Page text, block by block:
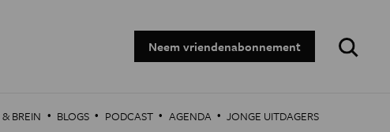
Neem vriendenabonnement
Zoeken:
BREIN · BLOGS · PODCAST · AGENDA · JONGE UITDAGERS